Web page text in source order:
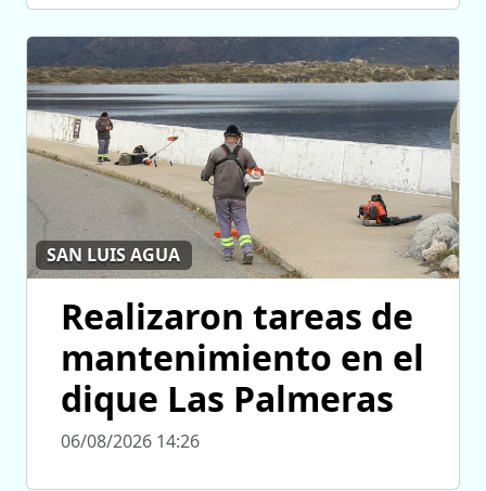
SAN LUIS AGUA
Realizaron tareas de
mantenimiento en el
dique Las Palmeras
06/08/2026 14:26